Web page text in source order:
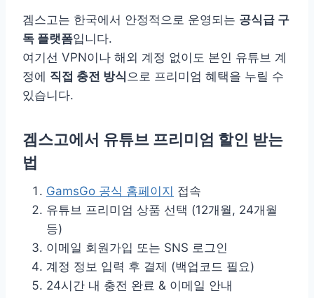
겜스고는 한국에서 안정적으로 운영되는 공식급 구
독 플랫폼입니다.
여기선 VPN이나 해외 계정 없이도 본인 유튜브 계
정에 직접 충전 방식으로 프리미엄 혜택을 누릴 수
있습니다.
겜스고에서 유튜브 프리미엄 할인 받는
법
GamsGo 공식 홈페이지 접속
유튜브 프리미엄 상품 선택 (12개월, 24개월
등)
이메일 회원가입 또는 SNS 로그인
계정 정보 입력 후 결제 (백업코드 필요)
24시간 내 충전 완료 & 이메일 안내